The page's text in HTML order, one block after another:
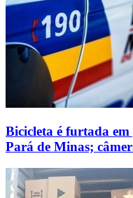
Bicicleta é furtada
Pará de Minas;